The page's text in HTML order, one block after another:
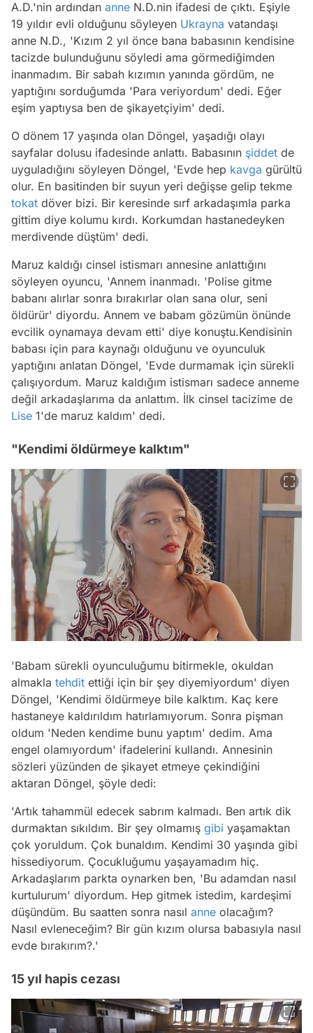
A.D.'nin ardından anne N.D.nin ifadesi de çıktı. Eşiyle
19 yıldır evli olduğunu söyleyen Ukrayna vatandaşı
anne N.D., 'Kızım 2 yıl önce bana babasının kendisine
tacizde bulunduğunu söyledi ama görmediğimden
inanmadım. Bir sabah kızımın yanında gördüm, ne
yaptığını sorduğumda 'Para veriyordum' dedi. Eğer
eşim yaptıysa ben de şikayetçiyim' dedi.
O dönem 17 yaşında olan Döngel, yaşadığı olayı
sayfalar dolusu ifadesinde anlattı. Babasının şiddet de
uyguladığını söyleyen Döngel, 'Evde hep kavga gürültü
olur. En basitinden bir suyun yeri değişse gelip tekme
tokat döver bizi. Bir keresinde sırf arkadaşımla parka
gittim diye kolumu kırdı. Korkumdan hastanedeyken
merdivende düştüm' dedi.
Maruz kaldığı cinsel istismarı annesine anlattığını
söyleyen oyuncu, 'Annem inanmadı. 'Polise gitme
babanı alırlar sonra bırakırlar olan sana olur, seni
öldürür' diyordu. Annem ve babam gözümün önünde
evcilik oynamaya devam etti' diye konuştu.Kendisinin
babası için para kaynağı olduğunu ve oyunculuk
yaptığını anlatan Döngel, 'Evde durmamak için sürekli
çalışıyordum. Maruz kaldığım istismarı sadece anneme
değil arkadaşlarıma da anlattım. İlk cinsel tacizime de
Lise 1'de maruz kaldım' dedi.
"Kendimi öldürmeye kalktım"
'Babam sürekli oyunculuğumu bitirmekle, okuldan
almakla tehdit ettiği için bir şey diyemiyordum' diyen
Döngel, 'Kendimi öldürmeye bile kalktım. Kaç kere
hastaneye kaldırıldım hatırlamıyorum. Sonra pişman
oldum 'Neden kendime bunu yaptım' dedim. Ama
engel olamıyordum' ifadelerini kullandı. Annesinin
sözleri yüzünden de şikayet etmeye çekindiğini
aktaran Döngel, şöyle dedi:
'Artık tahammül edecek sabrım kalmadı. Ben artık dik
durmaktan sıkıldım. Bir şey olmamış gibi yaşamaktan
çok yoruldum. Çok bunaldım. Kendimi 30 yaşında gibi
hissediyorum. Çocukluğumu yaşayamadım hiç.
Arkadaşlarım parkta oynarken ben, 'Bu adamdan nasıl
kurtulurum' diyordum. Hep gitmek istedim, kardeşimi
düşündüm. Bu saatten sonra nasıl anne olacağım?
Nasıl evleneceğim? Bir gün kızım olursa babasıyla nasıl
evde bırakırım?.'
15 yıl hapis cezası